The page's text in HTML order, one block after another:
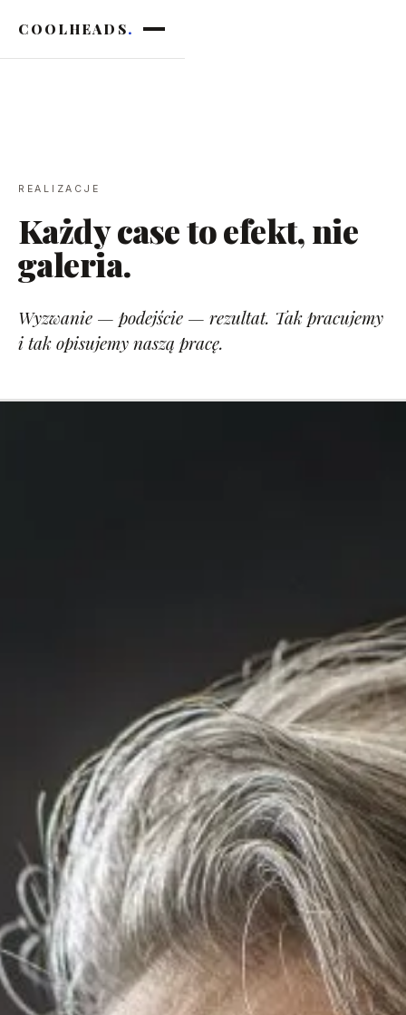
COOLHEADS.
REALIZACJE
Każdy case to efekt, nie
galeria.
Wyzwanie — podejście — rezultat. Tak pracujemy
i tak opisujemy naszą pracę.